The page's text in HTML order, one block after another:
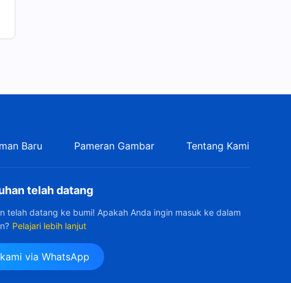
Baru Pameran Gambar Tentang Kami
telah datang
telah datang ke bumi! Apakah Anda ingin masuk ke dalam
Pelajari lebih lanjut
via WhatsApp